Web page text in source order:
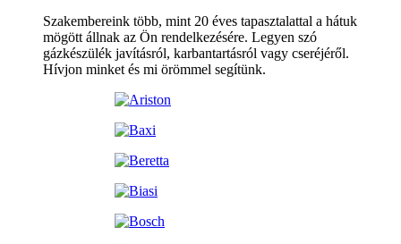
Szakembereink több, mint 20 éves tapasztalattal a hátuk
mögött állnak az Ön rendelkezésére. Legyen szó
gázkészülék javításról, karbantartásról vagy cseréjéről.
Hívjon minket és mi örömmel segítünk.